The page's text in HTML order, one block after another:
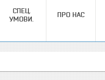
СПЕЦ.
УМОВИ.
ПРО НАС